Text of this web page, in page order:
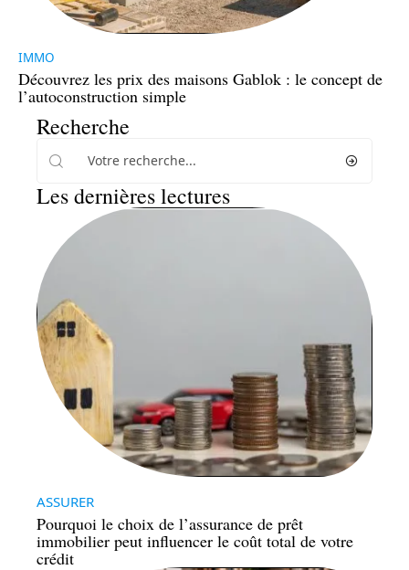
IMMO
Découvrez les prix des maisons Gablok : le concept de
l’autoconstruction simple
Recherche
Les dernières lectures
ASSURER
Pourquoi le choix de l’assurance de prêt
immobilier peut influencer le coût total de votre
crédit